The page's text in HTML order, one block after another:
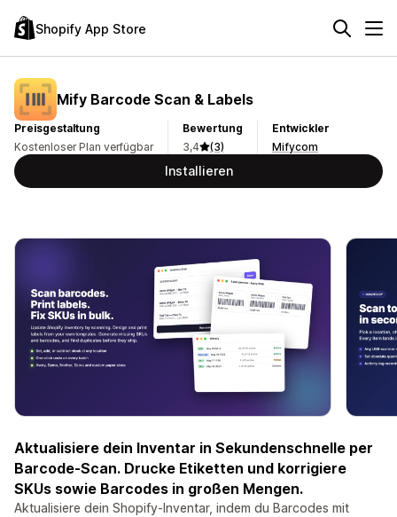
Shopify App Store
Mify Barcode Scan & Labels
Preisgestaltung
Kostenloser Plan verfügbar
Bewertung
3,4
(3)
Entwickler
Mifycom
Installieren
Aktualisiere dein Inventar in Sekundenschnelle per
Barcode-Scan. Drucke Etiketten und korrigiere
SKUs sowie Barcodes in großen Mengen.
Aktualisiere dein Shopify-Inventar, indem du Barcodes mit